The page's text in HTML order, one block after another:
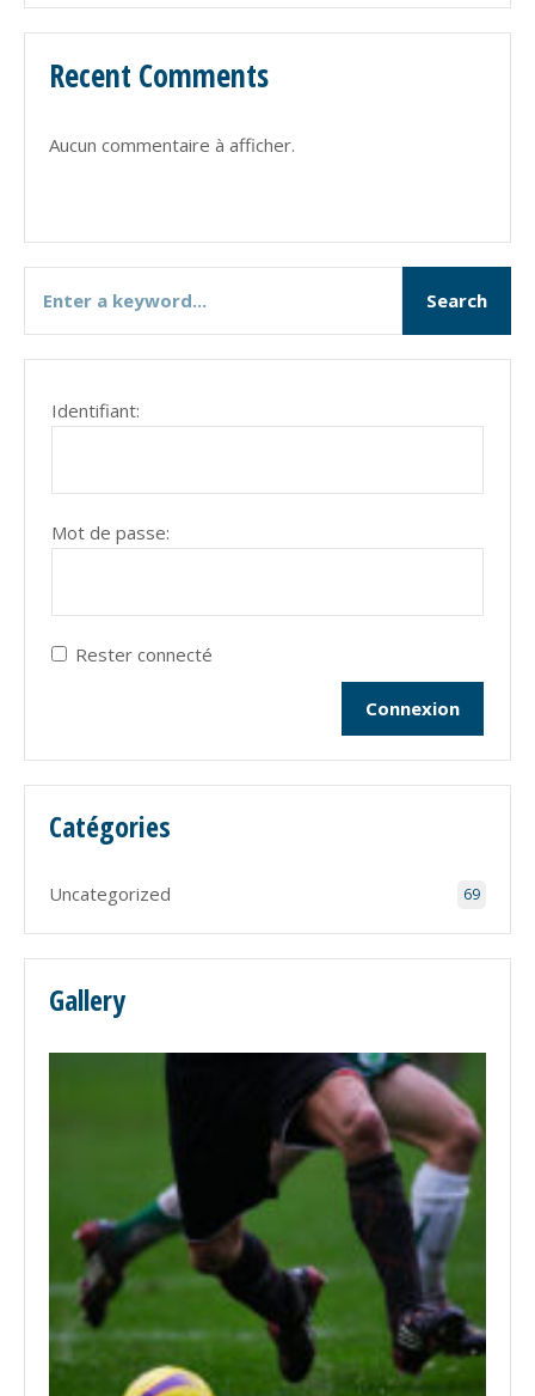
Recent Comments
Aucun commentaire à afficher.
Identifiant:
Mot de passe:
Rester connecté
Connexion
Catégories
Uncategorized 69
Gallery